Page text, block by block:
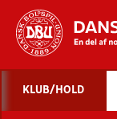
KLUB/HOLD